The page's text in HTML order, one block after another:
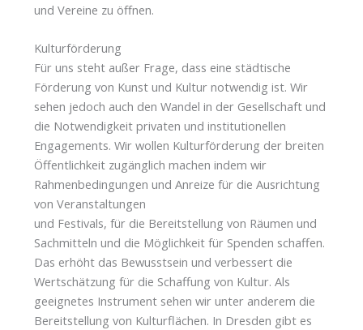
und Vereine zu öffnen.
Kulturförderung
Für uns steht außer Frage, dass eine städtische
Förderung von Kunst und Kultur notwendig ist. Wir
sehen jedoch auch den Wandel in der Gesellschaft und
die Notwendigkeit privaten und institutionellen
Engagements. Wir wollen Kulturförderung der breiten
Öffentlichkeit zugänglich machen indem wir
Rahmenbedingungen und Anreize für die Ausrichtung
von Veranstaltungen
und Festivals, für die Bereitstellung von Räumen und
Sachmitteln und die Möglichkeit für Spenden schaffen.
Das erhöht das Bewusstsein und verbessert die
Wertschätzung für die Schaffung von Kultur. Als
geeignetes Instrument sehen wir unter anderem die
Bereitstellung von Kulturflächen. In Dresden gibt es